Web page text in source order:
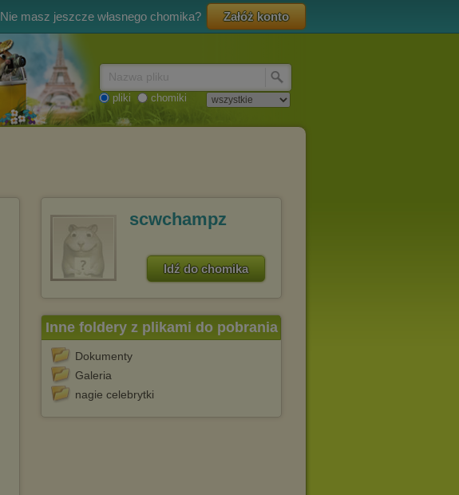
Nie masz jeszcze własnego chomika? Załóż konto
pliki chomiki
scwchampz
Idź do chomika
Inne foldery z plikami do pobrania
Dokumenty
Galeria
nagie celebrytki